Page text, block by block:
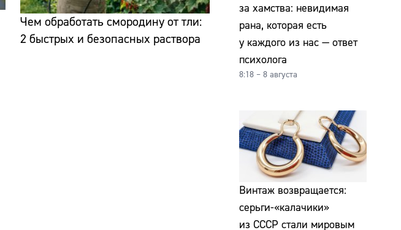
Чем обработать смородину от тли:
2 быстрых и безопасных раствора
за хамства: невидимая
рана, которая есть
у каждого из нас — ответ
психолога
8:18 – 8 августа
Винтаж возвращается:
серьги-«калачики»
из СССР стали мировым